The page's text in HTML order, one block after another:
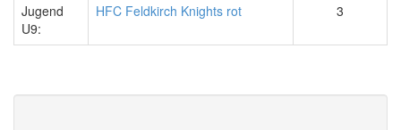
Jugend
U9:
HFC Feldkirch Knights rot 3